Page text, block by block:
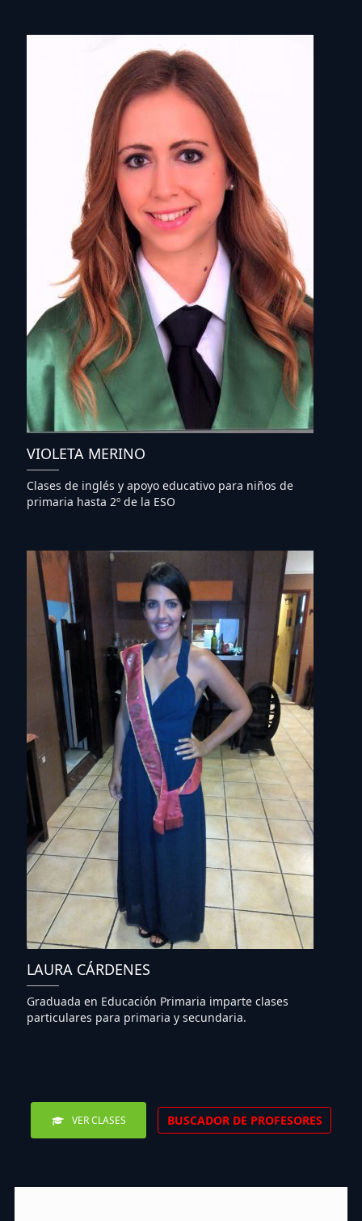
VIOLETA MERINO
Clases de inglés y apoyo educativo para niños de
primaria hasta 2º de la ESO
LAURA CÁRDENES
Graduada en Educación Primaria imparte clases
particulares para primaria y secundaria.
VER CLASES BUSCADOR DE PROFESORES